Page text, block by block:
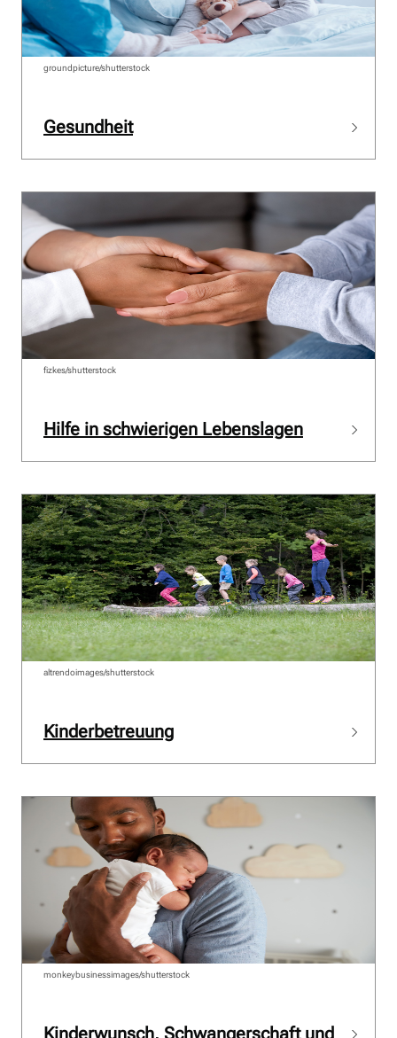
Gesundheit
groundpicture/shutterstock
Hilfe in schwierigen Lebenslagen
fizkes/shutterstock
Kinderbetreuung
altrendoimages/shutterstock
Kinderwunsch, Schwangerschaft und
monkeybusinessimages/shutterstock